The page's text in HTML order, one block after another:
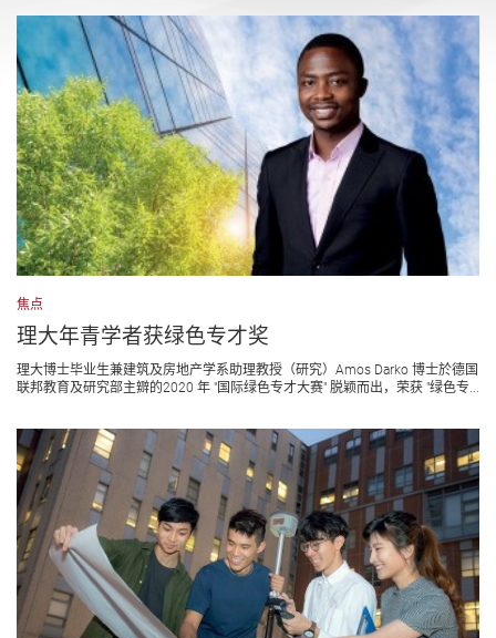
焦点
理大年青学者获绿色专才奖
理大博士毕业生兼建筑及房地产学系助理教授（研究）Amos Darko 博士於德国
联邦教育及研究部主辧的2020 年 "国际绿色专才大赛" 脱颖而出，荣获 "绿色专...